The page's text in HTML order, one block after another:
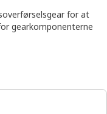
for at
gearkomponenterne